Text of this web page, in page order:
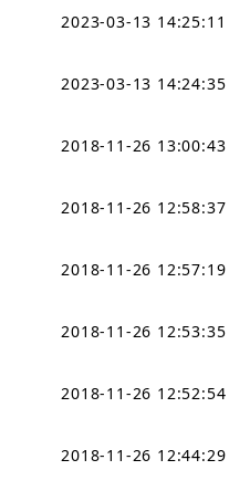
2023-03-13 14:25:11
2023-03-13 14:24:35
2018-11-26 13:00:43
2018-11-26 12:58:37
2018-11-26 12:57:19
2018-11-26 12:53:35
2018-11-26 12:52:54
2018-11-26 12:44:29